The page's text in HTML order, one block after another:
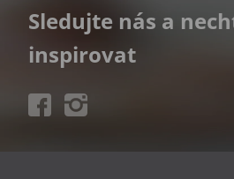
Sledujte nás a
inspirovat